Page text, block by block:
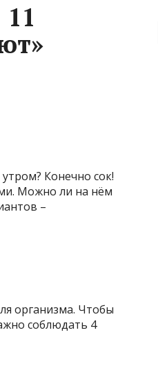
Конечно сок!
Можно ли на нём
–
организма. Чтобы
соблюдать 4